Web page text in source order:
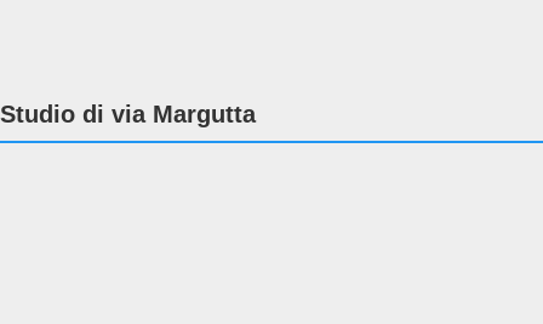
Studio di via Margutta